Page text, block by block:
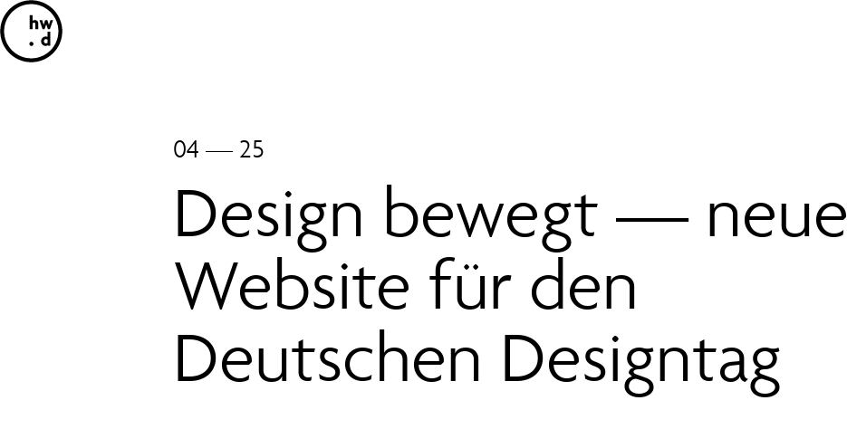
04 — 25
Design bewegt — neue
Website für den
Deutschen Designtag